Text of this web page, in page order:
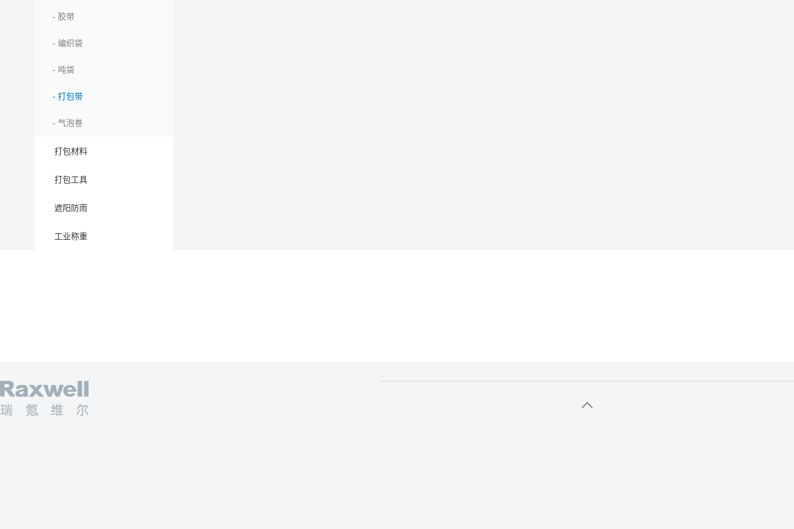
- 胶带
- 编织袋
- 吨袋
- 打包带
- 气泡卷
打包材料
打包工具
遮阳防雨
工业称重